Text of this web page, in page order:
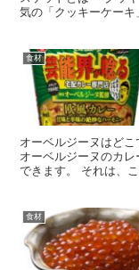
気の「クッキーケー
食材
オーベルジーヌはど
オーベルジーヌのカ
できます。 それは、
食材